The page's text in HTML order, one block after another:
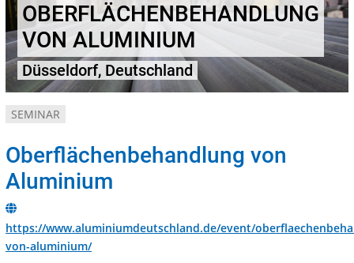
OBERFLÄCHENBEHANDLUNG
VON ALUMINIUM
Düsseldorf, Deutschland
SEMINAR
Oberflächenbehandlung von
Aluminium
https://www.aluminiumdeutschland.de/event/
von-aluminium/